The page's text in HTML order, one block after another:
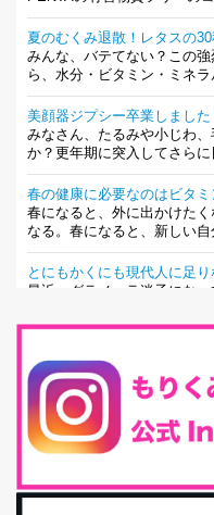
夏のむくみ退散！レタスの30
みんな、バテてない？この
ら、水分・ビタミン・ミネラ
美顔器ジプシー卒業しました
みなさん、たるみや小じわ
か？更年期に突入してさらに
春の健康に必要なのはビタミ
春になると、外に出かけたく
なる。春になると、新しい自
とにもかくにも現代人に足
最近、グラノーラ迷子にな
腸内環境を整えることは、
は思っています。 ヒトの免...
iHerb特大セール終了間近！
最近お風呂上がりの炭酸水